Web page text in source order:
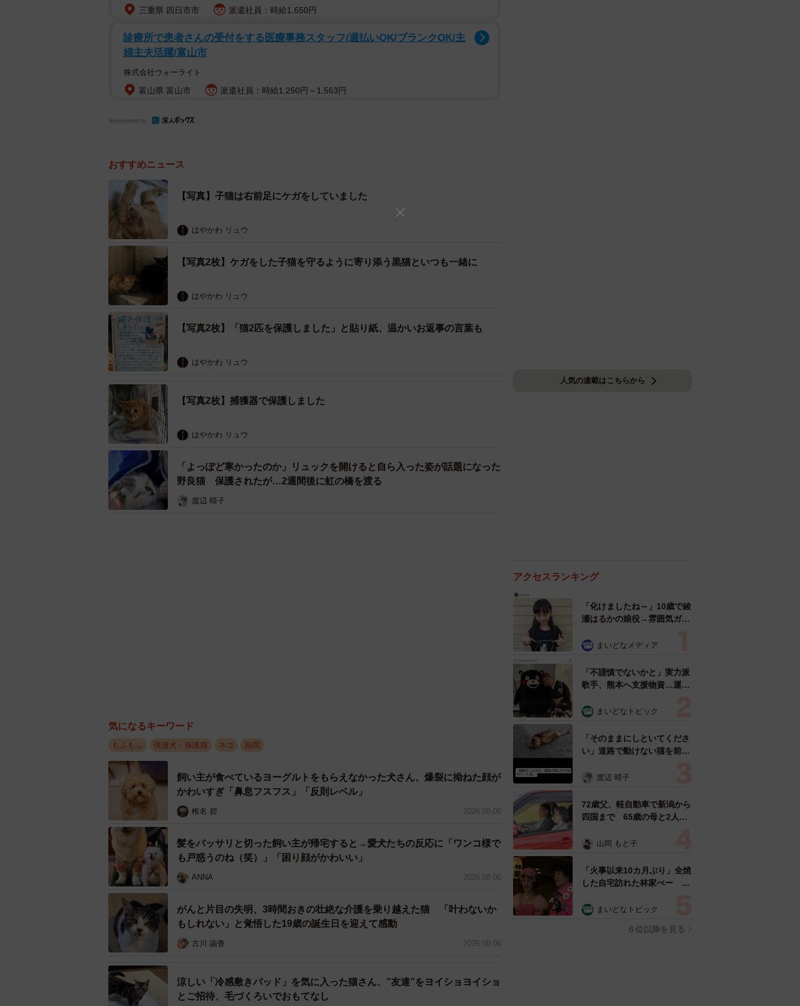
会を約束し、一旦東京に戻る。
「保護時、茶トラのまほろは噛まれた右前足が化膿して腫れており、足を引きずっていました。まだ乳歯があ
り、生後5ヶ月ぐらいでした」と、雨と雪さん（画像提供：雨と雪さん @63NiY6yY7YDHiYk）
三重県 四日市市 派遣社員：時給1,650円
診療所で患者さんの受付をする医療事務スタッフ/週払いOK/ブランクOK/主
婦主夫活躍/富山市
株式会社ウォーライト
富山県 富山市 派遣社員：時給1,250円～1,563円
Sponsored by
おすすめニュース
【写真】子猫は右前足にケガをしていました
はやかわ リュウ
【写真2枚】ケガをした子猫を守るように寄り添う黒猫といつも一緒に
はやかわ リュウ
【写真2枚】「猫2匹を保護しました」と貼り紙、温かいお返事の言葉も
はやかわ リュウ
【写真2枚】捕獲器で保護しました
はやかわ リュウ
「よっぽど寒かったのか」リュックを開けると自ら入った姿が話題になった
野良猫 保護されたが…2週間後に虹の橋を渡る
渡辺 晴子
気になるキーワード
もふもふ 保護犬・保護猫 ネコ 福岡
飼い主が食べているヨーグルトをもらえなかった犬さん、爆裂に拗ねた顔が
かわいすぎ「鼻息フスフス」「反則レベル」
椎名 碧 2026.08.06
髪をバッサリと切った飼い主が帰宅すると→愛犬たちの反応に「ワンコ様で
も戸惑うのね（笑）」「困り顔がかわいい」
ANNA 2026.08.06
がんと片目の失明、3時間おきの壮絶な介護を乗り越えた猫 「叶わないか
もしれない」と覚悟した19歳の誕生日を迎えて感動
古川 諭香 2026.08.06
涼しい「冷感敷きパッド」を気に入った猫さん、”友達”をヨイショヨイショ
とご招待、毛づくろいでおもてなし
人気の連載はこちらから
アクセスランキング
「化けましたね～」10歳で綾
瀬はるかの娘役→雰囲気ガラ
雰囲気が」「宝塚に入れそ
まいどなメディア
「不謹慎でないかと」実力派
歌手、熊本へ支援物資…運搬
めらい 「痛いほど伝わる」
まいどなトピック
「そのままにしといてくださ
い」道路で動けない猫を前に
ようとした4日間 「命の重
表の訴え
渡辺 晴子
72歳父、軽自動車で新潟から
四国まで 65歳の母と2人で
憩まで分刻み… 「大学生で
山岡 もと子
「火事以来10カ月ぶり」全焼
した自宅訪れた林家ぺー 内
ン状態の部屋に呆然
まいどなトピック
６位以降を見る